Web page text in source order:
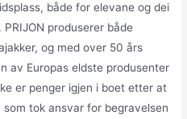
både for elevane og dei
produserer både
og med over 50 års
av Europas eldste produsenter
er penger igjen i boet etter at
tok ansvar for begravelsen